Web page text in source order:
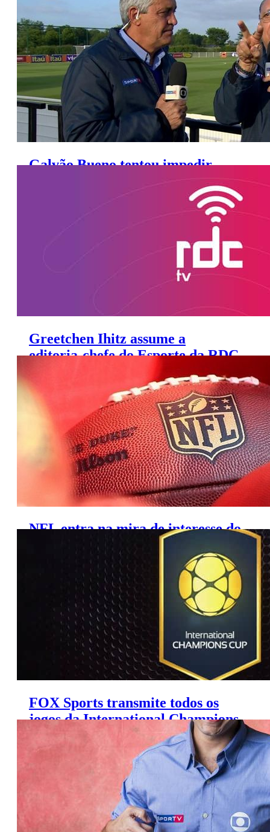
com Neymar no SBT
Galvão Bueno tentou impedir
demissão de Mauro Naves, diz site
Greetchen Ihitz assume a
editoria-chefe do Esporte da RDC
NFL entra na mira de interesse do
DAZN, diz site
FOX Sports transmite todos os
jogos da International Champions
Cup; veja calendário